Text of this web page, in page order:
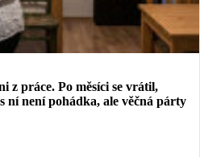
z práce. Po měsíci se vrátil,
ní není pohádka, ale věčná párty